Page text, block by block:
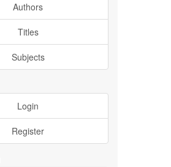
Authors
Titles
Subjects
Login
Register